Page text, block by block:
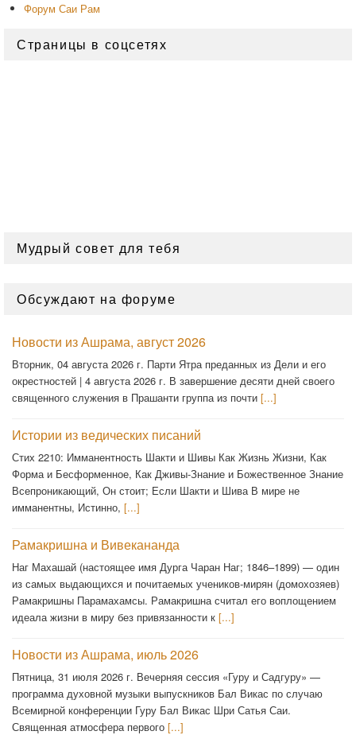
Форум Саи Рам
Страницы в соцсетях
Мудрый совет для тебя
Обсуждают на форуме
Новости из Ашрама, август 2026
Вторник, 04 августа 2026 г. Парти Ятра преданных из Дели и его
окрестностей | 4 августа 2026 г. В завершение десяти дней своего
священного служения в Прашанти группа из почти [...]
Истории из ведических писаний
Стих 2210: Имманентность Шакти и Шивы Как Жизнь Жизни, Как
Форма и Бесформенное, Как Дживы-Знание и Божественное Знание
Всепроникающий, Он стоит; Если Шакти и Шива В мире не
имманентны, Истинно, [...]
Рамакришна и Вивекананда
Наг Махашай (настоящее имя Дурга Чаран Наг; 1846–1899) — один
из самых выдающихся и почитаемых учеников-мирян (домохозяев)
Рамакришны Парамахамсы. Рамакришна считал его воплощением
идеала жизни в миру без привязанности к [...]
Новости из Ашрама, июль 2026
Пятница, 31 июля 2026 г. Вечерняя сессия «Гуру и Садгуру» —
программа духовной музыки выпускников Бал Викас по случаю
Всемирной конференции Гуру Бал Викас Шри Сатья Саи.
Священная атмосфера первого [...]